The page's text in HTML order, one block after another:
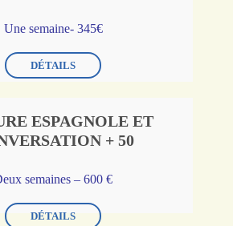
Une semaine- 345€
DÉTAILS
ESPAGNOLE ET
+ 50
semaines – 600 €
DÉTAILS